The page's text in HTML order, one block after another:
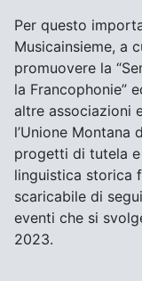
Per questo
Musicainsieme, a
promuovere la
la Francophonie”
altre associazioni
l’Unione Montana
progetti di tutela
linguistica storica
scaricabile di
eventi che si
2023.